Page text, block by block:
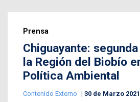
Prensa
Chiguayante:
la Región del Biobío
Política Ambiental
Contenido Externo 30 de Marzo 2021